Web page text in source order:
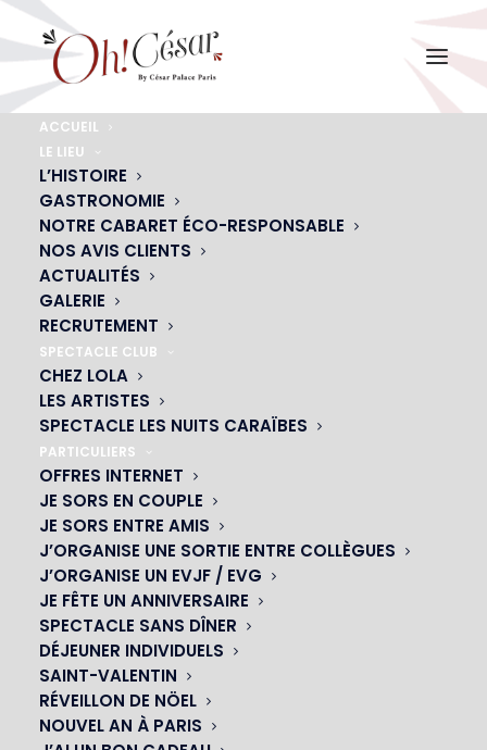
ACCUEIL
LE LIEU
L’HISTOIRE
GASTRONOMIE
NOTRE CABARET ÉCO-RESPONSABLE
NOS AVIS CLIENTS
ACTUALITÉS
GALERIE
RECRUTEMENT
SPECTACLE CLUB
CHEZ LOLA
LES ARTISTES
SPECTACLE LES NUITS CARAÏBES
PARTICULIERS
OFFRES INTERNET
JE SORS EN COUPLE
JE SORS ENTRE AMIS
J’ORGANISE UNE SORTIE ENTRE COLLÈGUES
J’ORGANISE UN EVJF / EVG
JE FÊTE UN ANNIVERSAIRE
SPECTACLE SANS DÎNER
DÉJEUNER INDIVIDUELS
SAINT-VALENTIN
RÉVEILLON DE NÖEL
NOUVEL AN À PARIS
Accueil Restaurant-spectacle-club Oh ! César Paris